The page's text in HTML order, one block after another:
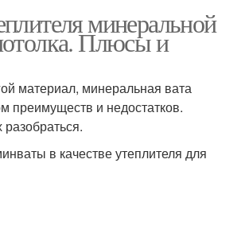
минеральной
Плюсы и
материал, минеральная вата
преимуществ и недостатков.
в качестве утеплителя для